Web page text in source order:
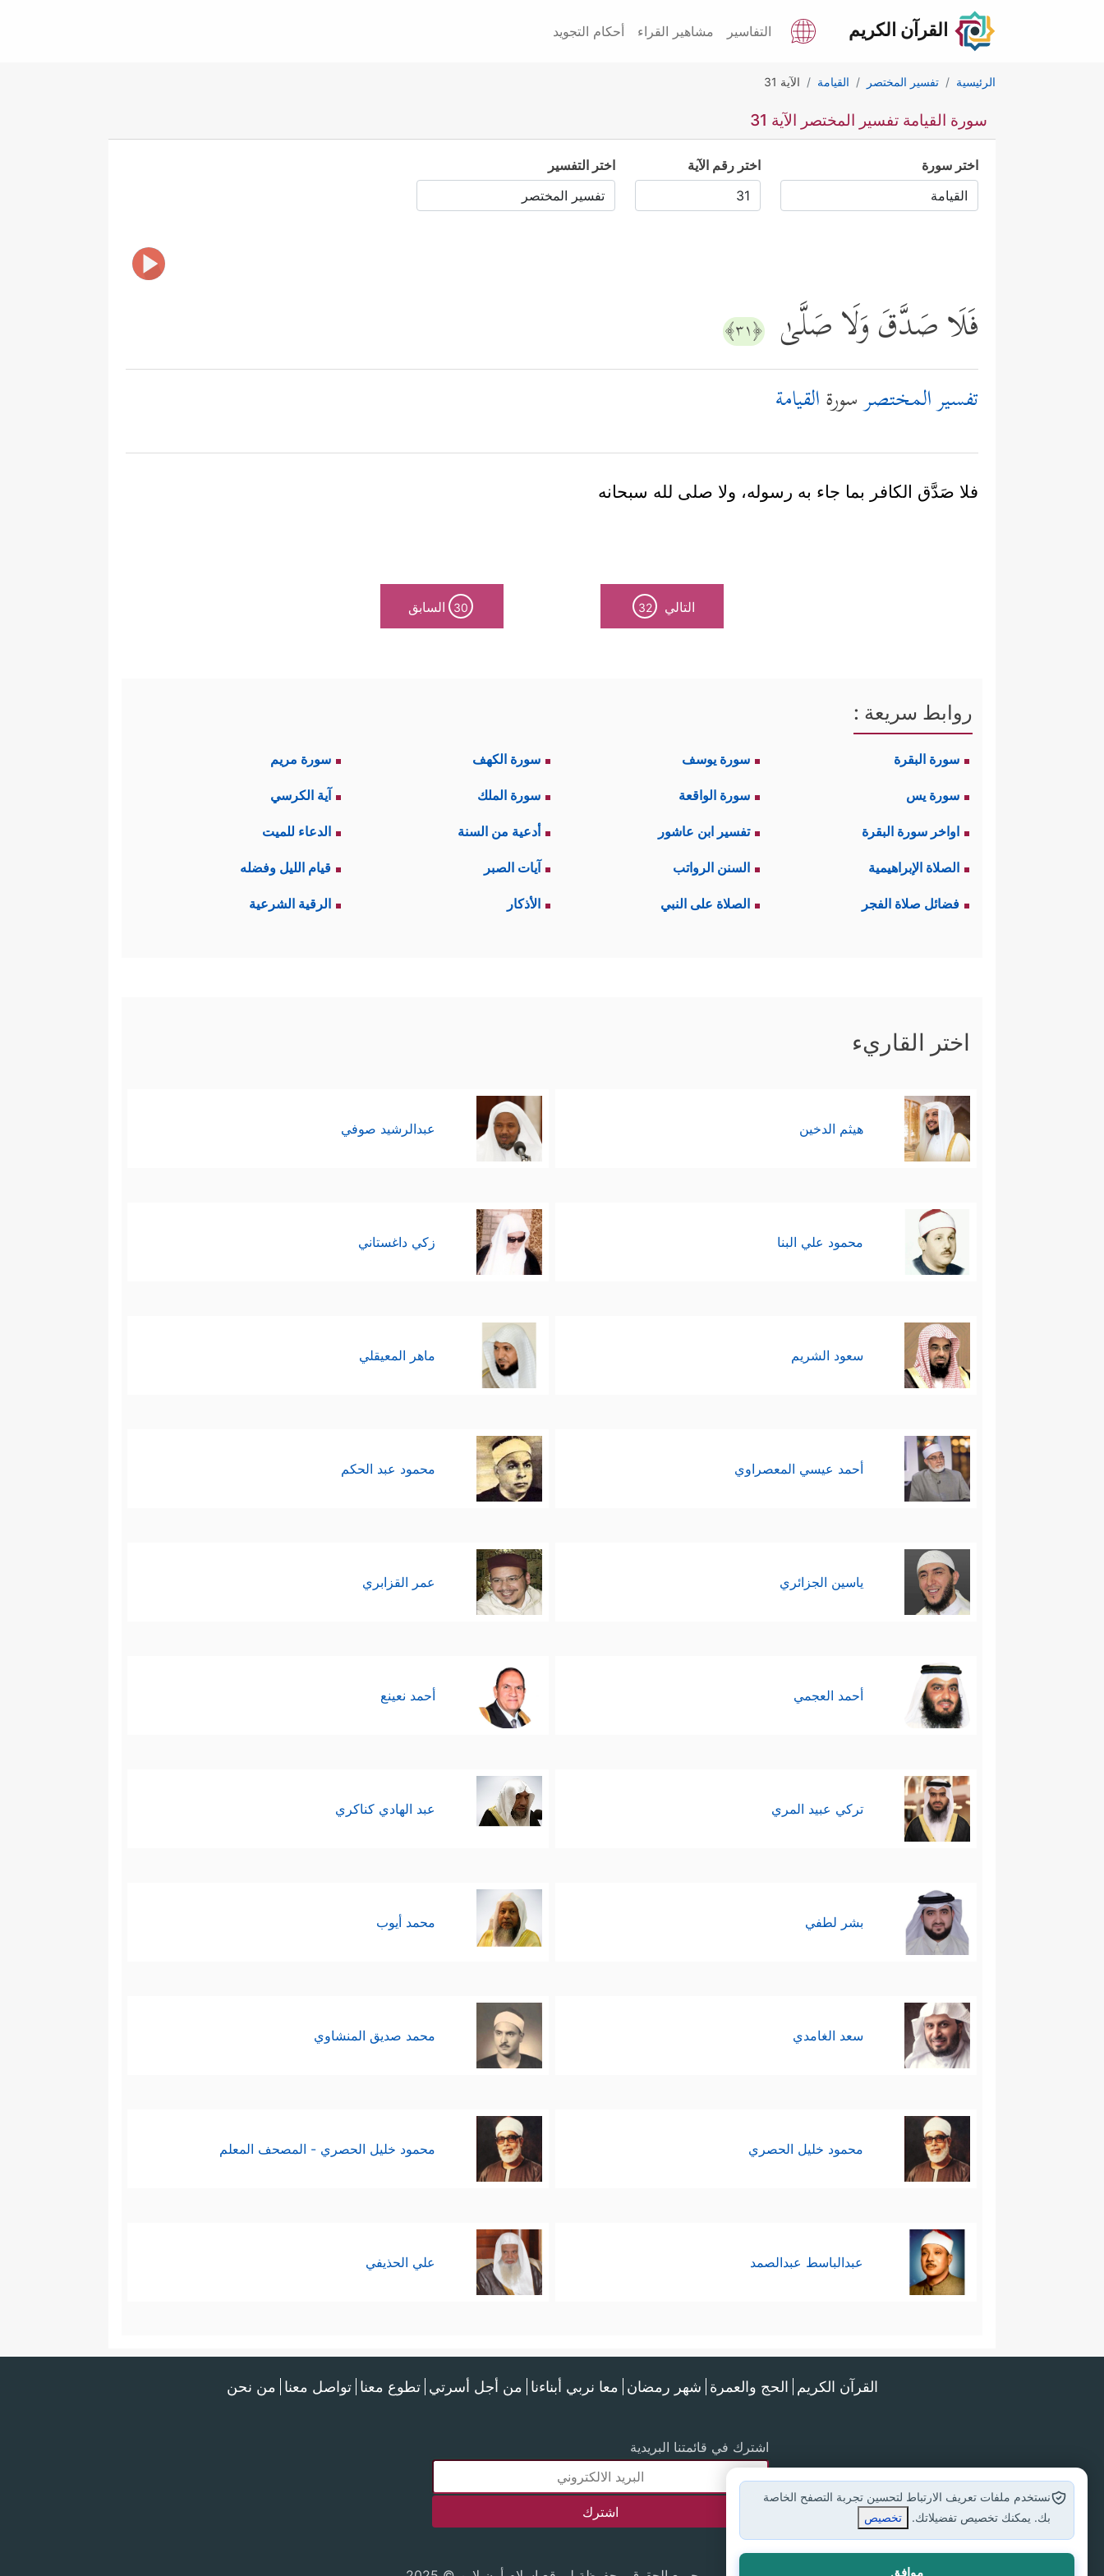
القرآن الكريم التفاسير مشاهير القراء أحكام التجويد
الرئيسية تفسير المختصر القيامة الآية 31
سورة القيامة تفسير المختصر الآية 31
اختر سورة اختر رقم الآية اختر التفسير
فَلَا صَدَّقَ وَلَا صَلَّىٰ ﴿٣١﴾
تفسير المختصرسورةالقيامة
فلا صَدَّق الكافر بما جاء به رسوله، ولا صلى لله سبحانه
التالي 32
30 السابق
روابط سريعة :
سورة البقرة سورة يوسف سورة الكهف سورة مريم
سورة يس سورة الواقعة سورة الملك آية الكرسي
اواخر سورة البقرة تفسير ابن عاشور أدعية من السنة الدعاء للميت
الصلاة الإبراهيمية السنن الرواتب آيات الصبر قيام الليل وفضله
فضائل صلاة الفجر الصلاة على النبي الأذكار الرقية الشرعية
اختر القاريء
هيثم الدخين عبدالرشيد صوفي
محمود علي البنا زكي داغستاني
سعود الشريم ماهر المعيقلي
أحمد عيسي المعصراوي محمود عبد الحكم
ياسين الجزائري عمر القزابري
أحمد العجمي أحمد نعينع
تركي عبيد المري عبد الهادي كناكري
بشر لطفي محمد أيوب
سعد الغامدي محمد صديق المنشاوي
محمود خليل الحصري محمود خليل الحصري - المصحف المعلم
عبدالباسط عبدالصمد علي الحذيفي
القرآن الكريم الحج والعمرة شهر رمضان معا نربي أبناءنا من أجل أسرتي تطوع معنا تواصل معنا من نحن
اشترك في قائمتنا البريدية
نستخدم ملفات تعريف الارتباط لتحسين تجربة التصفح الخاصة
بك. يمكنك تخصيص تفضيلاتك.
تخصيص
موافق